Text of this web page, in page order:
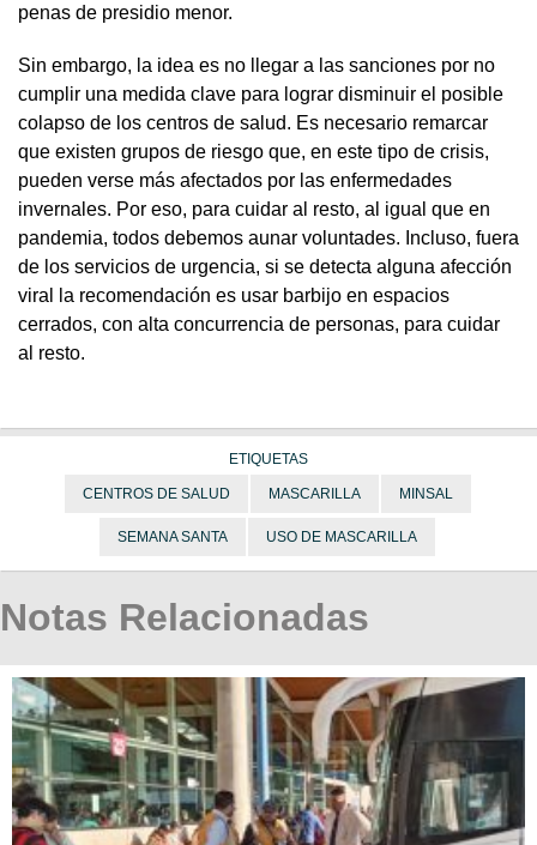
penas de presidio menor.
Sin embargo, la idea es no llegar a las sanciones por no
cumplir una medida clave para lograr disminuir el posible
colapso de los centros de salud. Es necesario remarcar
que existen grupos de riesgo que, en este tipo de crisis,
pueden verse más afectados por las enfermedades
invernales. Por eso, para cuidar al resto, al igual que en
pandemia, todos debemos aunar voluntades. Incluso, fuera
de los servicios de urgencia, si se detecta alguna afección
viral la recomendación es usar barbijo en espacios
cerrados, con alta concurrencia de personas, para cuidar
al resto.
ETIQUETAS
CENTROS DE SALUD MASCARILLA MINSAL
SEMANA SANTA USO DE MASCARILLA
Notas Relacionadas